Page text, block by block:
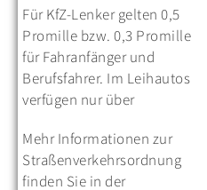
Für KfZ-Lenker gelten 0,5
Promille bzw. 0,3 Promille
für Fahranfänger und
Berufsfahrer. Im Leihautos
verfügen nur über
Sommerbereifung. Bei
etwas stärkerem
Schneefall wird die
Mitfuhr von Schneeketten
Mehr Informationen zur
Straßenverkehrsordnung
finden Sie in der
Länderdatenbank